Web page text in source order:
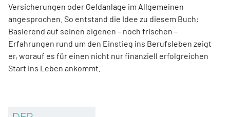
Versicherungen oder Geldanlage im Allgemeinen
angesprochen. So entstand die Idee zu diesem Buch:
Basierend auf seinen eigenen – noch frischen –
Erfahrungen rund um den Einstieg ins Berufsleben zeigt
er, worauf es für einen nicht nur finanziell erfolgreichen
Start ins Leben ankommt.